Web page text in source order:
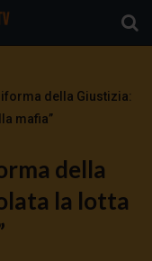
della Giustizia:
mafia”
della
la lotta